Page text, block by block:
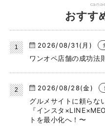
おすす
2026/08/31(月)
ワンオペ店舗の成功法
2026/08/28(金)
グルメサイトに頼らな
『インスタ
トを最小化へ！〜